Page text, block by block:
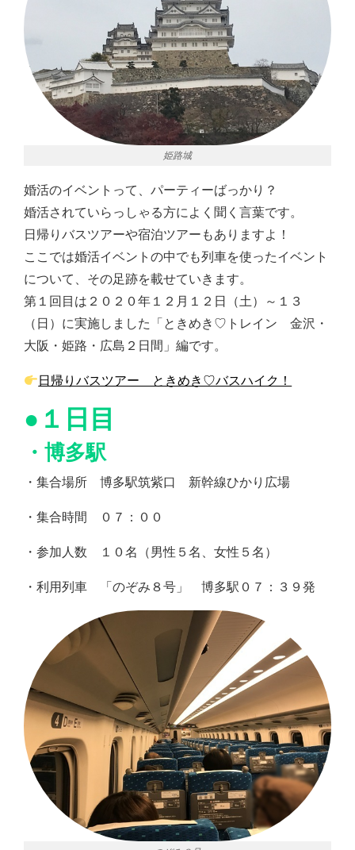
姫路城
婚活のイベントって、パーティーばっかり？
婚活されていらっしゃる方によく聞く言葉です。
日帰りバスツアーや宿泊ツアーもありますよ！
ここでは婚活イベントの中でも列車を使ったイベント
について、その足跡を載せていきます。
第１回目は２０２０年１２月１２日（土）～１３
（日）に実施しました「ときめき♡トレイン 金沢・
大阪・姫路・広島２日間」編です。
日帰りバスツアー ときめき♡バスハイク！
●１日目
・博多駅
・集合場所 博多駅筑紫口 新幹線ひかり広場
・集合時間 ０７：００
・参加人数 １０名（男性５名、女性５名）
・利用列車 「のぞみ８号」 博多駅０７：３９発